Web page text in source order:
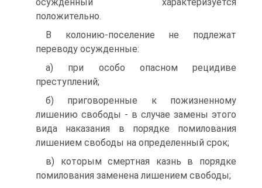
положительно.
В колонию-поселение не подлежат
переводу осужденные:
а) при особо опасном рецидиве
преступлений;
б) приговоренные к пожизненному
лишению свободы - в случае замены этого
вида наказания в порядке помилования
лишением свободы на определенный срок;
в) которым смертная казнь в порядке
помилования заменена лишением свободы;